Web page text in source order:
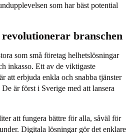
som har bäst potential
branschen
som små företag helhetslösningar
inkasso. Ett av de viktigaste
att erbjuda enkla och snabba tjänster
är först i Sverige med att lansera
att fungera bättre för alla, såväl för
Digitala lösningar gör det enklare